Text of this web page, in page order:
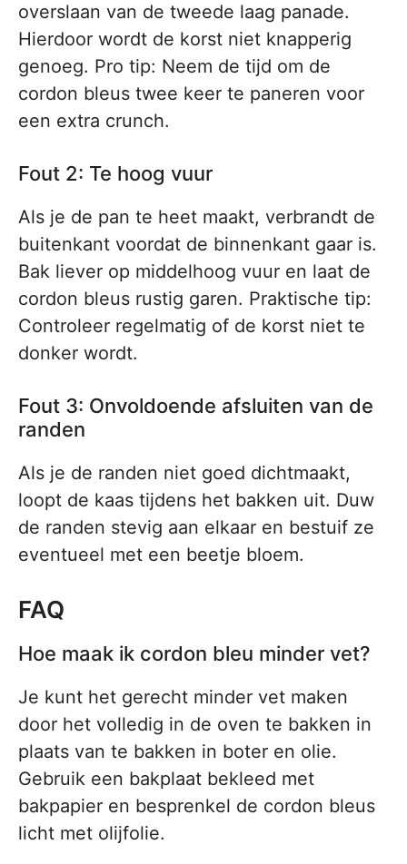
overslaan van de tweede laag panade.
Hierdoor wordt de korst niet knapperig
genoeg. Pro tip: Neem de tijd om de
cordon bleus twee keer te paneren voor
een extra crunch.
Fout 2: Te hoog vuur
Als je de pan te heet maakt, verbrandt de
buitenkant voordat de binnenkant gaar is.
Bak liever op middelhoog vuur en laat de
cordon bleus rustig garen. Praktische tip:
Controleer regelmatig of de korst niet te
donker wordt.
Fout 3: Onvoldoende afsluiten van de
randen
Als je de randen niet goed dichtmaakt,
loopt de kaas tijdens het bakken uit. Duw
de randen stevig aan elkaar en bestuif ze
eventueel met een beetje bloem.
FAQ
Hoe maak ik cordon bleu minder vet?
Je kunt het gerecht minder vet maken
door het volledig in de oven te bakken in
plaats van te bakken in boter en olie.
Gebruik een bakplaat bekleed met
bakpapier en besprenkel de cordon bleus
licht met olijfolie.